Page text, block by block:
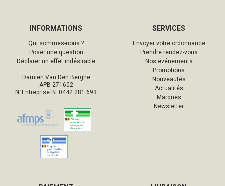
INFORMATIONS
Qui sommes-nous ?
Poser une question
Déclarer un effet indésirable
Damien Van Den Berghe
APB 271602
N°Entreprise BE0442.281.693
SERVICES
Envoyer votre ordonnance
Prendre rendez-vous
Nos événements
Promotions
Nouveautés
Actualités
Marques
Newsletter